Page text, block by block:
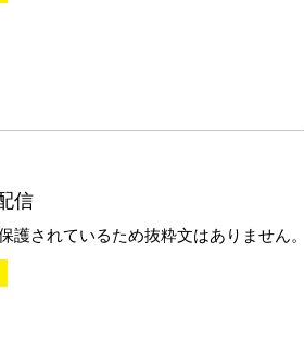
信
護されているため抜粋文はありません。